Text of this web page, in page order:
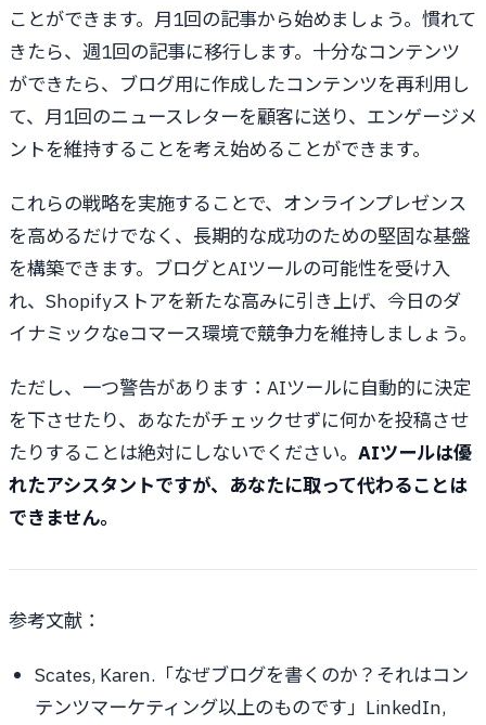
ことができます。月1回の記事から始めましょう。慣れて
きたら、週1回の記事に移行します。十分なコンテンツ
ができたら、ブログ用に作成したコンテンツを再利用し
て、月1回のニュースレターを顧客に送り、エンゲージメ
ントを維持することを考え始めることができます。
これらの戦略を実施することで、オンラインプレゼンス
を高めるだけでなく、長期的な成功のための堅固な基盤
を構築できます。ブログとAIツールの可能性を受け入
れ、Shopifyストアを新たな高みに引き上げ、今日のダ
イナミックなeコマース環境で競争力を維持しましょう。
ただし、一つ警告があります：AIツールに自動的に決定
を下させたり、あなたがチェックせずに何かを投稿させ
たりすることは絶対にしないでください。 AIツールは優
れたアシスタントですが、あなたに取って代わることは
できません。
参考文献：
Scates, Karen.「なぜブログを書くのか？それはコン
テンツマーケティング以上のものです」LinkedIn,